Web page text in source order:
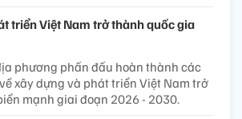
triển Việt Nam trở thành quốc gia
phương phấn đấu hoàn thành các
xây dựng và phát triển Việt Nam trở
mạnh giai đoạn 2026 - 2030.